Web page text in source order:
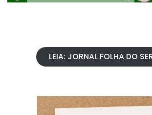
LEIA: JORNAL FOLHA DO